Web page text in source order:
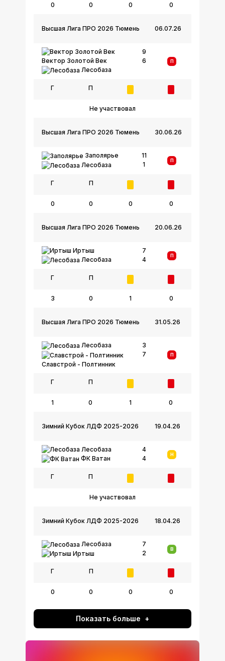
0 0 0 0
06.07.26
Высшая Лига ПРО 2026 Тюмень
Вектор Золотой Век
Лесобаза
9
6
П
Г П
Не участвовал
30.06.26
Высшая Лига ПРО 2026 Тюмень
Заполярье
Лесобаза
11
1
П
Г П
0 0 0 0
20.06.26
Высшая Лига ПРО 2026 Тюмень
Иртыш
Лесобаза
7
4
П
Г П
3 0 1 0
31.05.26
Высшая Лига ПРО 2026 Тюмень
Лесобаза
Славстрой - Полтинник
3
7
П
Г П
1 0 1 0
19.04.26
Зимний Кубок ЛДФ 2025-2026
Лесобаза
ФК Ватан
4
4
Н
Г П
Не участвовал
18.04.26
Зимний Кубок ЛДФ 2025-2026
Лесобаза
Иртыш
7
2
В
Г П
0 0 0 0
Показать больше